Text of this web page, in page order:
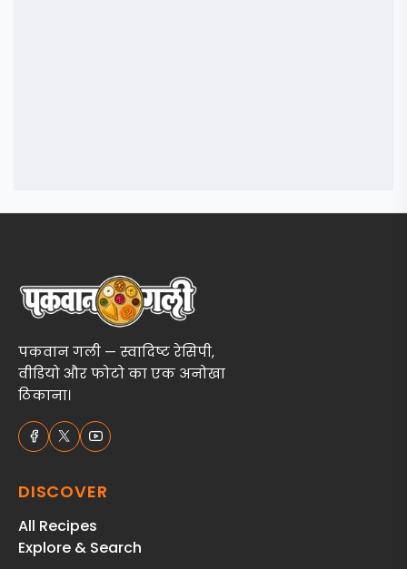
पकवान गली — स्वादिष्ट रेसिपी,
वीडियो और फोटो का एक अनोखा
ठिकाना।
DISCOVER
All Recipes
Explore & Search